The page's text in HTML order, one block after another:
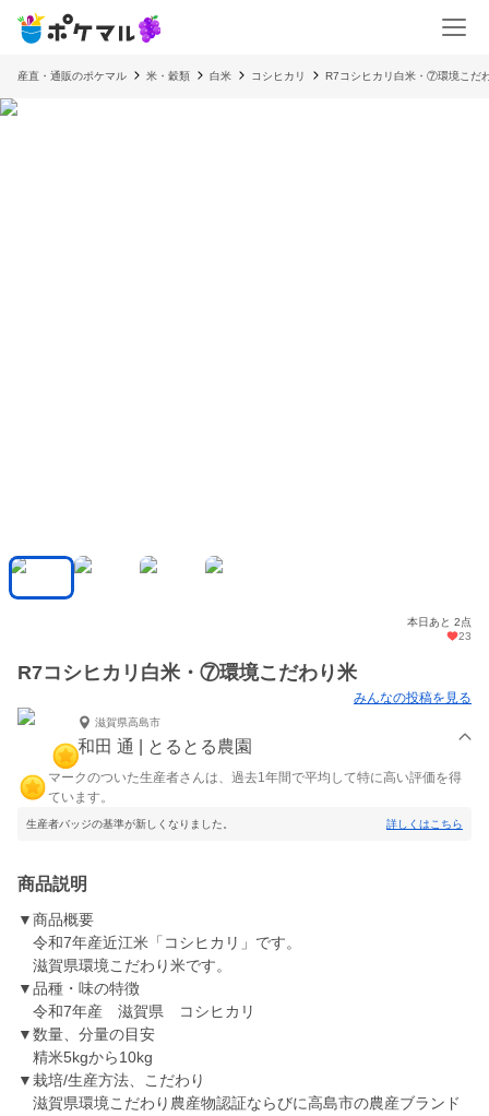
産直・通販のポケマル 米・穀類 白米 コシヒカリ R7コシヒカリ白米・⑦環境こだ
本日あと 2点
23
R7コシヒカリ白米・⑦環境こだわり米
みんなの投稿を見る
滋賀県高島市
和田 通 | とるとる農園
マークのついた生産者さんは、過去1年間で平均して特に高い評価を得
ています。
生産者バッジの基準が新しくなりました。 詳しくはこちら
商品説明
▼商品概要
令和7年産近江米「コシヒカリ」です。
滋賀県環境こだわり米です。
▼品種・味の特徴
令和7年産 滋賀県 コシヒカリ
▼数量、分量の目安
精米5kgから10kg
▼栽培/生産方法、こだわり
滋賀県環境こだわり農産物認証ならびに高島市の農産ブランド